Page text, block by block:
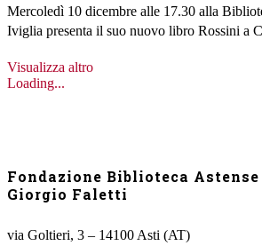
Mercoledì 10 dicembre alle 17.30 alla
Iviglia presenta il suo nuovo libro Rossini a
Visualizza altro
Loading...
Fondazione Biblioteca Astense
Giorgio Faletti
via Goltieri, 3 – 14100 Asti (AT)